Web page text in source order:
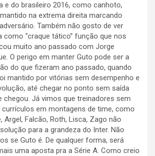
e do brasileiro 2016, como canhoto,
na extrema direita marcando
Também não gosto de ver
como “craque tático” função que nos
muito ano passado com Jorge
O perigo em manter Guto pode ser a
do que fizeram ano passado, quando
mantido por vitórias sem desempenho e
até chegar no ponto sem saída
chegou. Já vimos que treinadores sem
currículos em montagens de time, como
Argel, Falcão, Roth, Lisca, Zago não
para a grandeza do Inter. Não
se Guto é. De qualquer forma, será
uma aposta pra a Série A. Como creio